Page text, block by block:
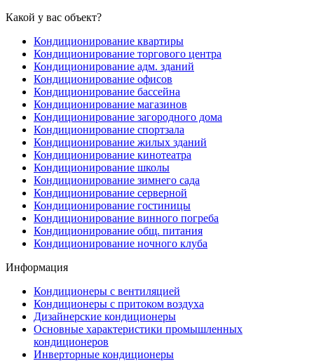
Какой у вас объект?
Кондиционирование квартиры
Кондиционирование торгового центра
Кондиционирование адм. зданий
Кондиционирование офисов
Кондиционирование бассейна
Кондиционирование магазинов
Кондиционирование загородного дома
Кондиционирование спортзала
Кондиционирование жилых зданий
Кондиционирование кинотеатра
Кондиционирование школы
Кондиционирование зимнего сада
Кондиционирование серверной
Кондиционирование гостиницы
Кондиционирование винного погреба
Кондиционирование общ. питания
Кондиционирование ночного клуба
Информация
Кондиционеры с вентиляцией
Кондиционеры с притоком воздуха
Дизайнерские кондиционеры
Основные характеристики промышленных
кондиционеров
Инверторные кондиционеры